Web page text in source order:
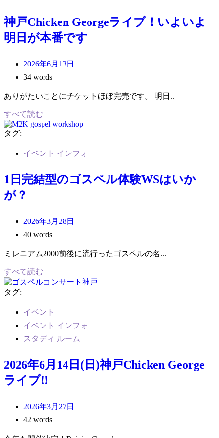
神戸Chicken Georgeライブ！いよいよ
明日が本番です
2026年6月13日
34 words
ありがたいことにチケットほぼ完売です。 明日...
すべて読む
タグ:
イベント インフォ
1日完結型のゴスペル体験WSはいか
が？
2026年3月28日
40 words
ミレニアム2000前後に流行ったゴスペルの名...
すべて読む
タグ:
イベント
イベント インフォ
スタディ ルーム
2026年6月14日(日)神戸Chicken George
ライブ!!
2026年3月27日
42 words